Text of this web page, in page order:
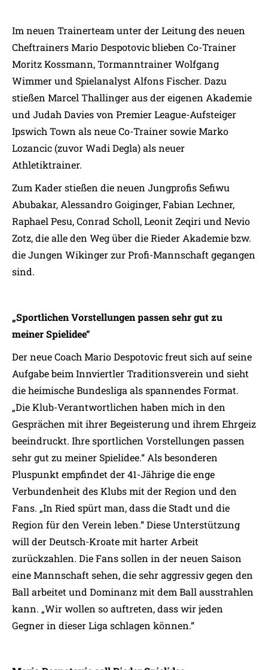
Im neuen Trainerteam unter der Leitung des neuen
Cheftrainers Mario Despotovic blieben Co-Trainer
Moritz Kossmann, Tormanntrainer Wolfgang
Wimmer und Spielanalyst Alfons Fischer. Dazu
stießen Marcel Thallinger aus der eigenen Akademie
und Judah Davies von Premier League-Aufsteiger
Ipswich Town als neue Co-Trainer sowie Marko
Lozancic (zuvor Wadi Degla) als neuer
Athletiktrainer.
Zum Kader stießen die neuen Jungprofis Sefiwu
Abubakar, Alessandro Goiginger, Fabian Lechner,
Raphael Pesu, Conrad Scholl, Leonit Zeqiri und Nevio
Zotz, die alle den Weg über die Rieder Akademie bzw.
die Jungen Wikinger zur Profi-Mannschaft gegangen
sind.
„Sportlichen Vorstellungen passen sehr gut zu
meiner Spielidee“
Der neue Coach Mario Despotovic freut sich auf seine
Aufgabe beim Innviertler Traditionsverein und sieht
die heimische Bundesliga als spannendes Format.
„Die Klub-Verantwortlichen haben mich in den
Gesprächen mit ihrer Begeisterung und ihrem Ehrgeiz
beeindruckt. Ihre sportlichen Vorstellungen passen
sehr gut zu meiner Spielidee.“ Als besonderen
Pluspunkt empfindet der 41-Jährige die enge
Verbundenheit des Klubs mit der Region und den
Fans. „In Ried spürt man, dass die Stadt und die
Region für den Verein leben.“ Diese Unterstützung
will der Deutsch-Kroate mit harter Arbeit
zurückzahlen. Die Fans sollen in der neuen Saison
eine Mannschaft sehen, die sehr aggressiv gegen den
Ball arbeitet und Dominanz mit dem Ball ausstrahlen
kann. „Wir wollen so auftreten, dass wir jeden
Gegner in dieser Liga schlagen können.“